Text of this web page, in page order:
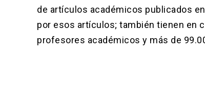
de artículos académicos publicados
por esos artículos; también tienen en
profesores académicos y más de